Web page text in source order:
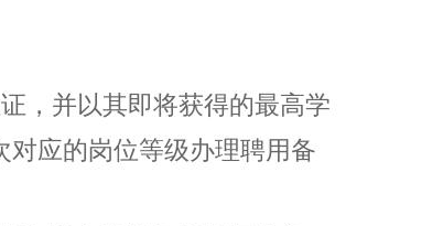
，并以其即将获得的最高学
应的岗位等级办理聘用备